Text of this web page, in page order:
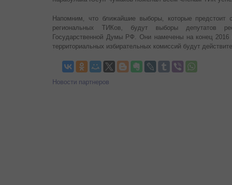
Напомним, что ближайшие выборы, которые предстоит
региональных ТИКов, будут выборы депутатов
Государственной Думы РФ. Они намечены на конец 2016
территориальных избирательных комиссий будут
Новости партнеров